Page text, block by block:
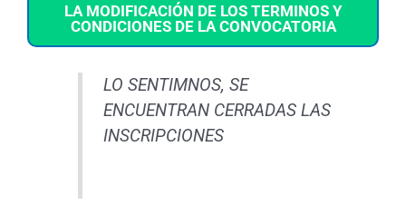
LA MODIFICACIÓN DE LOS TERMINOS Y
CONDICIONES DE LA CONVOCATORIA
LO SENTIMNOS, SE
ENCUENTRAN CERRADAS LAS
INSCRIPCIONES